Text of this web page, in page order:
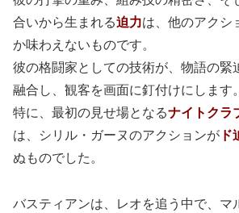
合いから生まれる迫力は、他のアクシ
か味わえないものです。
彼の格闘家としての技術が、物語の緊
融合し、観客を画面に釘付けにします。
特に、最初の見せ場となるナイトクラ
は、シリル・ガーヌのアクションが ド
ぬものでした。
バスティアンは、レオを追う中で、マ